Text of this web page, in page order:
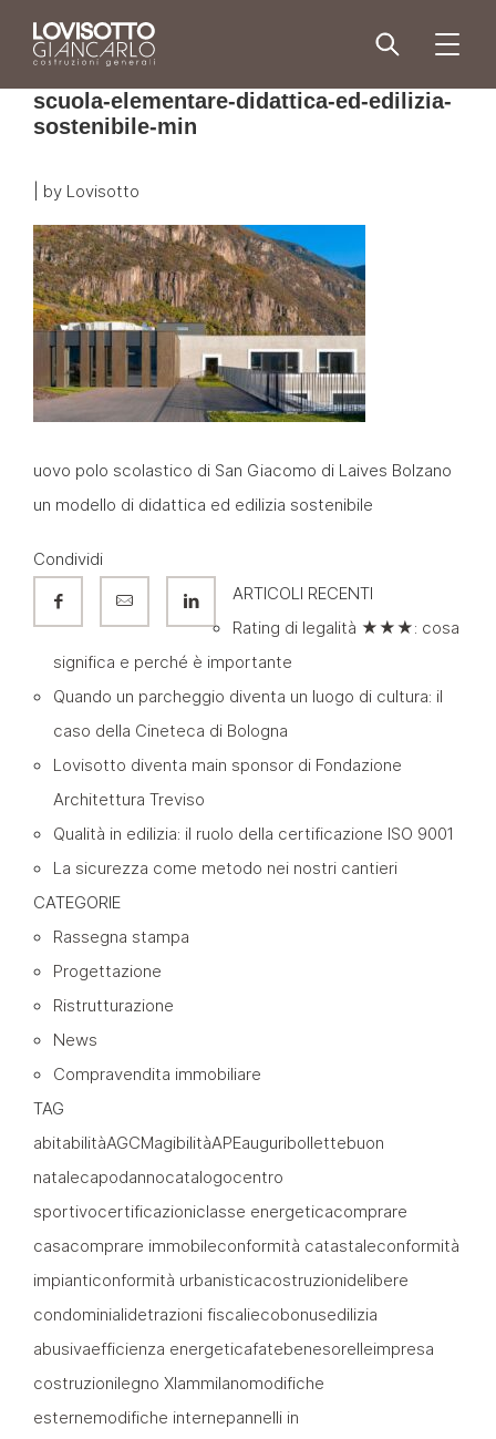
content
scuola-elementare-didattica-ed-edilizia-
sostenibile-min
by Lovisotto
uovo polo scolastico di San Giacomo di Laives Bolzano
un modello di didattica ed edilizia sostenibile
Condividi
ARTICOLI RECENTI
Rating di legalità ★★★: cosa
significa e perché è importante
Quando un parcheggio diventa un luogo di cultura: il
caso della Cineteca di Bologna
Lovisotto diventa main sponsor di Fondazione
Architettura Treviso
Qualità in edilizia: il ruolo della certificazione ISO 9001
La sicurezza come metodo nei nostri cantieri
CATEGORIE
Rassegna stampa
Progettazione
Ristrutturazione
News
Compravendita immobiliare
TAG
abitabilitàAGCMagibilitàAPEauguribollettebuon
natalecapodannocatalogocentro
sportivocertificazioniclasse energeticacomprare
casacomprare immobileconformità catastaleconformità
impianticonformità urbanisticacostruzionidelibere
condominialidetrazioni fiscaliecobonusedilizia
abusivaefficienza energeticafatebenesorelleimpresa
costruzionilegno Xlammilanomodifiche
esternemodifiche internepannelli in